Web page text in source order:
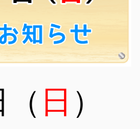
（ 日 ）